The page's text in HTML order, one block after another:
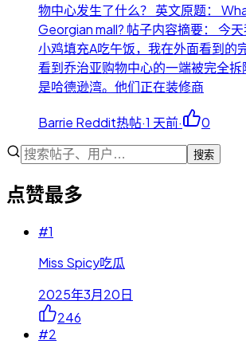
物中心发生了什么？ 英文原题：
Georgian mall? 帖子内容摘要： 今
小鸡填充A吃午饭，我在外面看到的
看到乔治亚购物中心的一端被完全
是哈德逊湾。他们正在装修商
Barrie Reddit热帖·1 天前· 0
搜索
点赞最多
#1
Miss Spicy吃瓜
2025年3月20日
246
#2